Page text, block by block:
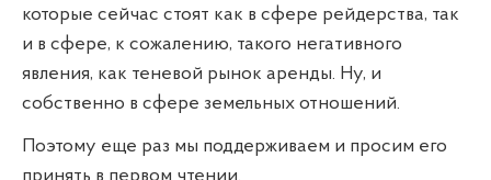
которые сейчас стоят как в сфере рейдерства, так
и в сфере, к сожалению, такого негативного
явления, как теневой рынок аренды. Ну, и
собственно в сфере земельных отношений.
Поэтому еще раз мы поддерживаем и просим его
принять в первом чтении.